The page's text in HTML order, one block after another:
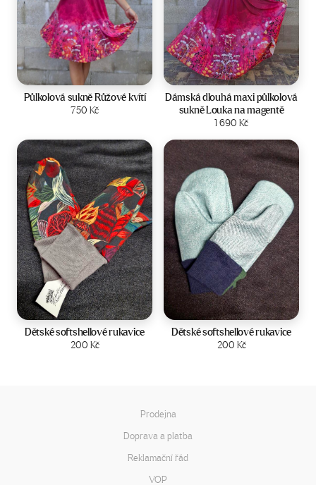
Velikost:34-40
Půlkolová sukně Růžové kvítí
750 Kč
Velikost:36-42
Dámská dlouhá maxi půlkolová
sukně Louka na magentě
1 690 Kč
Zobrazit produkt
Velikost:2-4 roky
Dětské softshellové rukavice
200 Kč
Zobrazit produkt
Velikost:2-4 roky
Dětské softshellové rukavice
200 Kč
Zobrazit produkt
Prodejna
Doprava a platba
Reklamační řád
VOP